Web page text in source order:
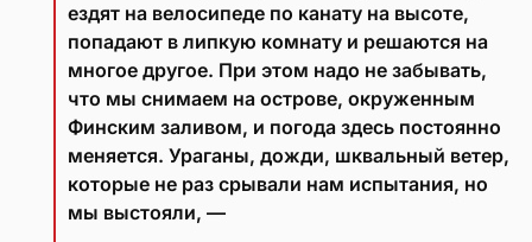
ездят на велосипеде по канату на высоте,
попадают в липкую комнату и решаются на
многое другое. При этом надо не забывать,
что мы снимаем на острове, окруженным
Финским заливом, и погода здесь постоянно
меняется. Ураганы, дожди, шквальный ветер,
которые не раз срывали нам испытания, но
мы выстояли, —